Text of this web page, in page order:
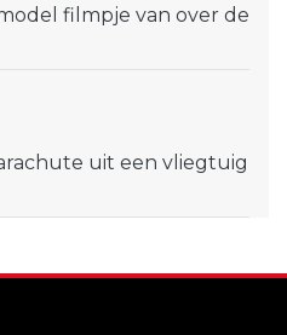
filmpje van over de
uit een vliegtuig